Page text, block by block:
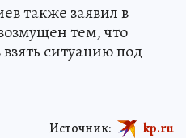
также заявил в
тем, что
ситуацию под
Источник: kp.ru